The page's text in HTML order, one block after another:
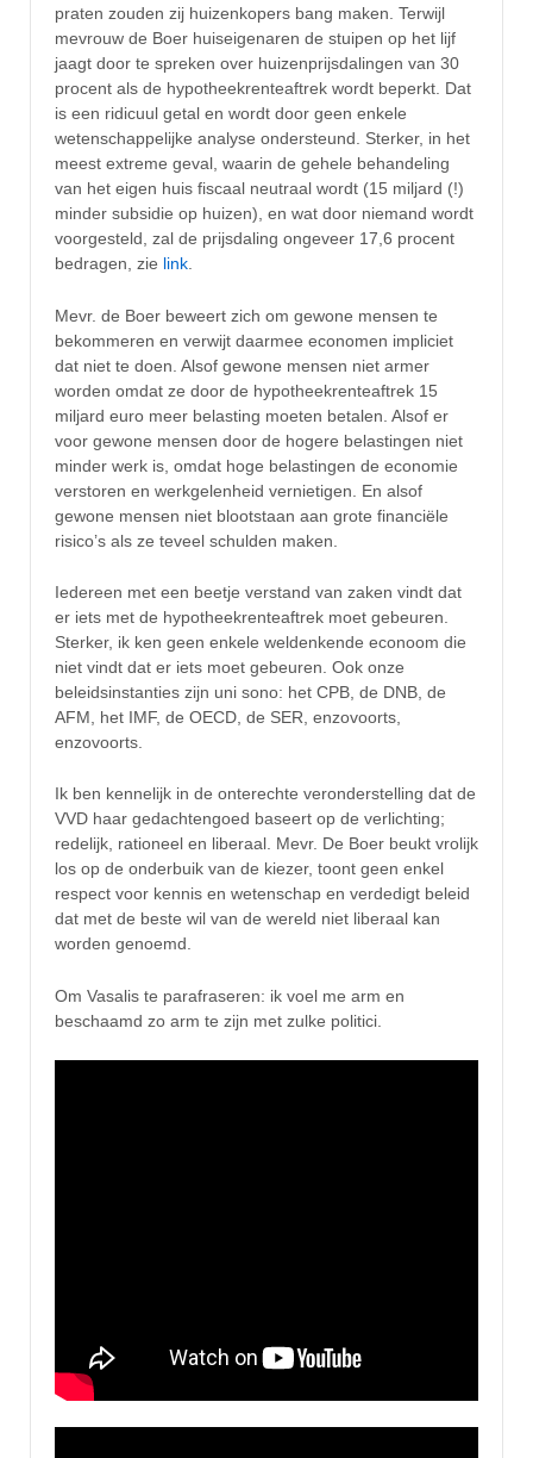
praten zouden zij huizenkopers bang maken. Terwijl
mevrouw de Boer huiseigenaren de stuipen op het lijf
jaagt door te spreken over huizenprijsdalingen van 30
procent als de hypotheekrenteaftrek wordt beperkt. Dat
is een ridicuul getal en wordt door geen enkele
wetenschappelijke analyse ondersteund. Sterker, in het
meest extreme geval, waarin de gehele behandeling
van het eigen huis fiscaal neutraal wordt (15 miljard (!)
minder subsidie op huizen), en wat door niemand wordt
voorgesteld, zal de prijsdaling ongeveer 17,6 procent
bedragen, zie link.
Mevr. de Boer beweert zich om gewone mensen te
bekommeren en verwijt daarmee economen impliciet
dat niet te doen. Alsof gewone mensen niet armer
worden omdat ze door de hypotheekrenteaftrek 15
miljard euro meer belasting moeten betalen. Alsof er
voor gewone mensen door de hogere belastingen niet
minder werk is, omdat hoge belastingen de economie
verstoren en werkgelenheid vernietigen. En alsof
gewone mensen niet blootstaan aan grote financiële
risico’s als ze teveel schulden maken.
Iedereen met een beetje verstand van zaken vindt dat
er iets met de hypotheekrenteaftrek moet gebeuren.
Sterker, ik ken geen enkele weldenkende econoom die
niet vindt dat er iets moet gebeuren. Ook onze
beleidsinstanties zijn uni sono: het CPB, de DNB, de
AFM, het IMF, de OECD, de SER, enzovoorts,
enzovoorts.
Ik ben kennelijk in de onterechte veronderstelling dat de
VVD haar gedachtengoed baseert op de verlichting;
redelijk, rationeel en liberaal. Mevr. De Boer beukt vrolijk
los op de onderbuik van de kiezer, toont geen enkel
respect voor kennis en wetenschap en verdedigt beleid
dat met de beste wil van de wereld niet liberaal kan
worden genoemd.
Om Vasalis te parafraseren: ik voel me arm en
beschaamd zo arm te zijn met zulke politici.